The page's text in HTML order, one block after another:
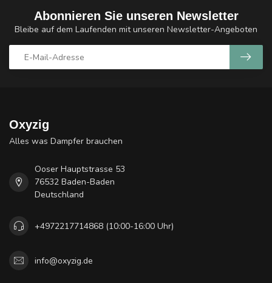
Abonnieren Sie unseren Newsletter
Bleibe auf dem Laufenden mit unseren Newsletter-Angeboten
Oxyzig
Alles was Dampfer brauchen
Ooser Hauptstrasse 53
76532 Baden-Baden
Deutschland
+4972217714868 (10:00-16:00 Uhr)
info@oxyzig.de